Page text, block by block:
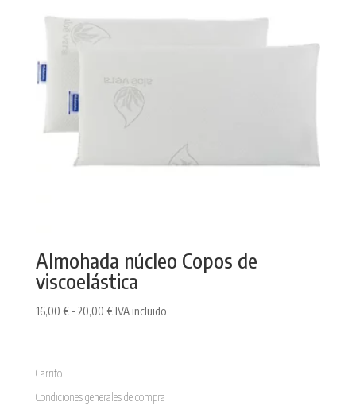
Almohada núcleo Copos de
viscoelástica
16,00 € - 20,00 €Rango
hasta
IVA incluido
Carrito
Condiciones generales de compra